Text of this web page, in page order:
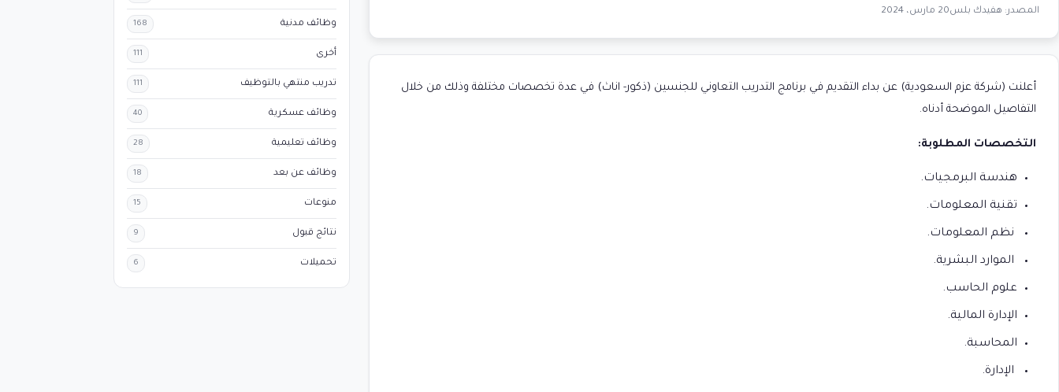
المصدر: هفيدك بلس20 مارس، 2024
أعلنت (شركة عزم السعودية) عن بداء التقديم في برنامج التدريب التعاوني للجنسين (ذكور- اناث) في عدة تخصصات مختلفة وذلك من خلال
التفاصيل الموضحة أدناه.
التخصصات المطلوبة:
هندسة البرمجيات.
تقنية المعلومات.
نظم المعلومات.
الموارد البشرية.
علوم الحاسب.
الإدارة المالية.
المحاسبة.
الإدارة.
وظائف مدنية 168
أخرى 111
تدريب منتهي بالتوظيف 111
وظائف عسكرية 40
وظائف تعليمية 28
وظائف عن بعد 18
منوعات 15
نتائج قبول 9
تحميلات 6